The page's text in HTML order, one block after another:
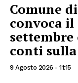
Comune
convoca
settembre
conti
9 Agosto 2026 - 11:15